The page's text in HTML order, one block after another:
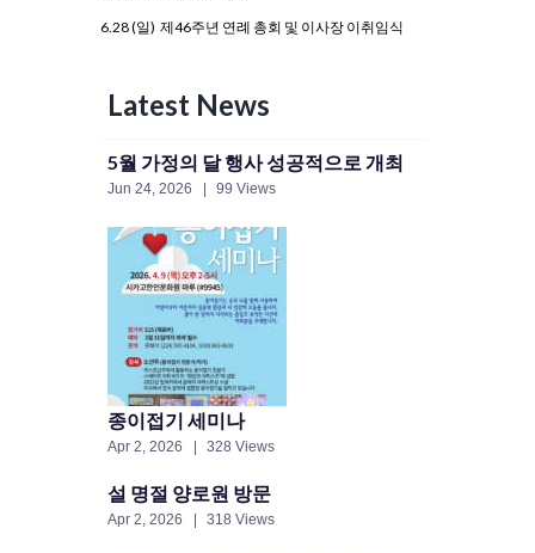
6.28 (일) 제46주년 연례 총회 및 이사장 이취임식
Latest News
5월 가정의 달 행사 성공적으로 개최
Jun 24, 2026 99 Views
종이접기 세미나
Apr 2, 2026 328 Views
설 명절 양로원 방문
Apr 2, 2026 318 Views